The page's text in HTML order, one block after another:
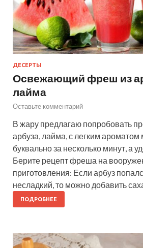
ДЕСЕРТЫ
Освежающий фреш из
лайма
Оставьте комментарий
В жару предлагаю попробовать
арбуза, лайма, с легким ароматом
буквально за несколько минут, а
Берите рецепт фреша на
приготовления: Если арбуз
несладкий, то можно добавить
ПОДРОБНЕЕ